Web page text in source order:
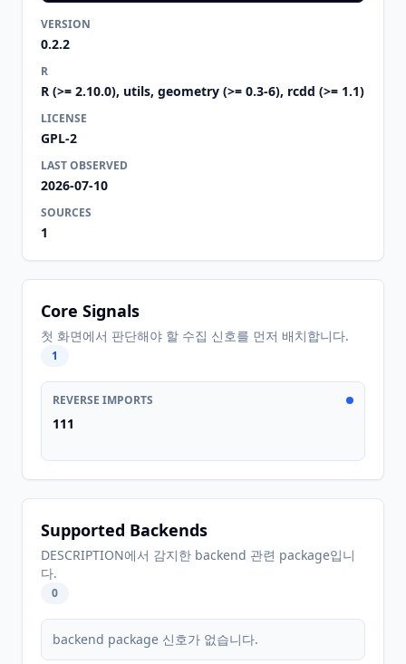
VERSION
0.2.2
R
R (>= 2.10.0), utils, geometry (>= 0.3-6), rcdd (>= 1.1)
LICENSE
GPL-2
LAST OBSERVED
2026-07-10
SOURCES
1
Core Signals
첫 화면에서 판단해야 할 수집 신호를 먼저 배치합니다.
1
REVERSE IMPORTS
111
Supported Backends
DESCRIPTION에서 감지한 backend 관련 package입니
다.
0
backend package 신호가 없습니다.